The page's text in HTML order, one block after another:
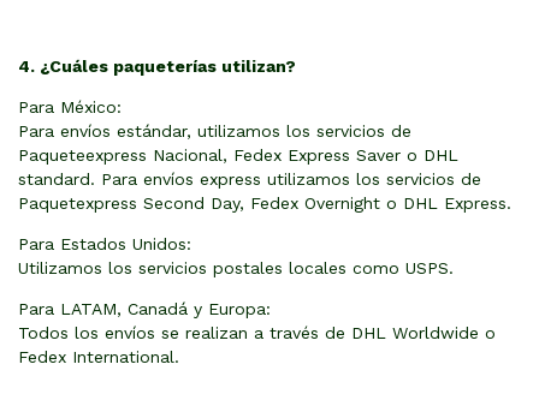
4. ¿Cuáles paqueterías utilizan?
Para México:
Para envíos estándar, utilizamos los servicios de
Paqueteexpress Nacional, Fedex Express Saver o DHL
standard. Para envíos express utilizamos los servicios de
Paquetexpress Second Day, Fedex Overnight o DHL Express.
Para Estados Unidos:
Utilizamos los servicios postales locales como USPS.
Para LATAM, Canadá y Europa:
Todos los envíos se realizan a través de DHL Worldwide o
Fedex International.